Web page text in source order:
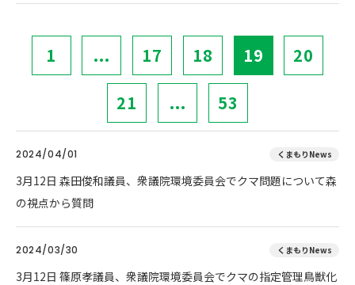
1 ... 17 18 19 20
21 ... 53
2024/04/01 くまもりNews
3月12日 森田俊和議員、衆議院環境委員会でクマ問題について森
の視点から質問
2024/03/30 くまもりNews
3月12日 篠原孝議員、衆議院環境委員会でクマの指定管理鳥獣化